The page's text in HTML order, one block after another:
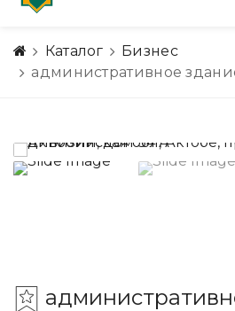
Каталог
Бизнес
административное